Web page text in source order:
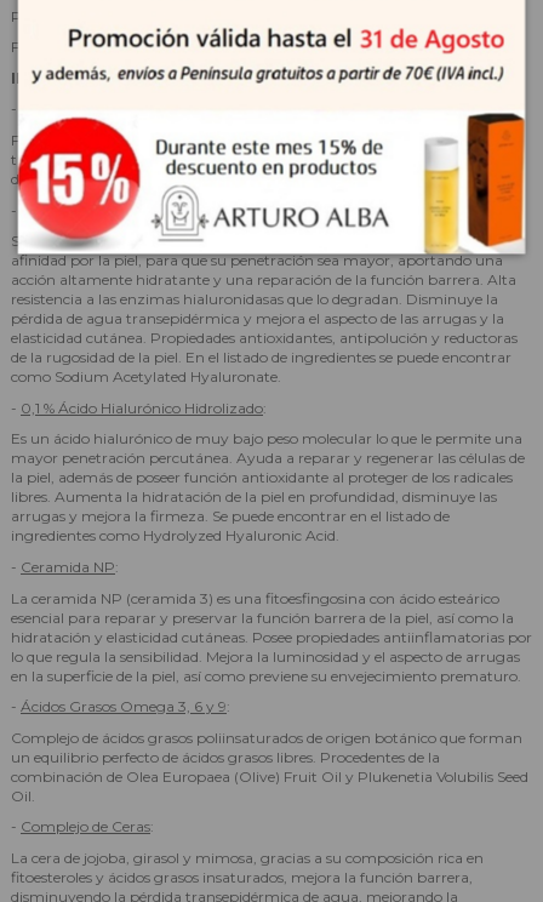
PAO: 9 meses.
Fecha de duración mínima: 30 meses.
INGREDIENTES CLAVE
-
Forma un film sobre la piel y actúa evitando la pérdida de agua
transepidérmica, hidratando la epidermis. Se puede encontrar en el listado
de ingredientes como Sodium Hyaluronate.
- 0,1 % Ácido Hialurónico Acetilado:
Se trata de un ácido hialurónico de muy bajo peso molecular con mayor
afinidad por la piel, para que su penetración sea mayor, aportando una
acción altamente hidratante y una reparación de la función barrera. Alta
resistencia a las enzimas hialuronidasas que lo degradan. Disminuye la
pérdida de agua transepidérmica y mejora el aspecto de las arrugas y la
elasticidad cutánea. Propiedades antioxidantes, antipolución y reductoras
de la rugosidad de la piel. En el listado de ingredientes se puede encontrar
como Sodium Acetylated Hyaluronate.
- 0,1 % Ácido Hialurónico Hidrolizado:
Es un ácido hialurónico de muy bajo peso molecular lo que le permite una
mayor penetración percutánea. Ayuda a reparar y regenerar las células de
la piel, además de poseer función antioxidante al proteger de los radicales
libres. Aumenta la hidratación de la piel en profundidad, disminuye las
arrugas y mejora la firmeza. Se puede encontrar en el listado de
ingredientes como Hydrolyzed Hyaluronic Acid.
- Ceramida NP:
La ceramida NP (ceramida 3) es una fitoesfingosina con ácido esteárico
esencial para reparar y preservar la función barrera de la piel, así como la
hidratación y elasticidad cutáneas. Posee propiedades antiinflamatorias por
lo que regula la sensibilidad. Mejora la luminosidad y el aspecto de arrugas
en la superficie de la piel, así como previene su envejecimiento prematuro.
- Ácidos Grasos Omega 3, 6 y 9:
Complejo de ácidos grasos poliinsaturados de origen botánico que forman
un equilibrio perfecto de ácidos grasos libres. Procedentes de la
combinación de Olea Europaea (Olive) Fruit Oil y Plukenetia Volubilis Seed
Oil.
- Complejo de Ceras:
La cera de jojoba, girasol y mimosa, gracias a su composición rica en
fitoesteroles y ácidos grasos insaturados, mejora la función barrera,
disminuyendo la pérdida transepidérmica de agua, mejorando la